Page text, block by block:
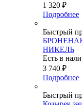
1 320 ₽
Подробнее
Быстрый
НИКЕЛЬ
Есть в
3 740 ₽
Подробнее
Быстрый